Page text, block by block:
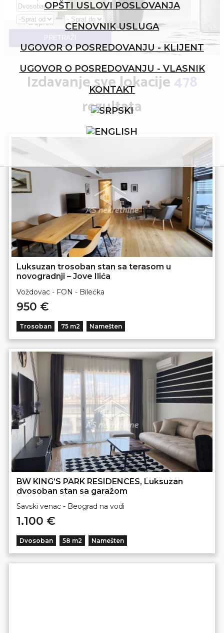
OPŠTI USLOVI POSLOVANJA
CENOVNIK USLUGA
UGOVOR O POSREDOVANJU - KLIJENT
UGOVOR O POSREDOVANJU - VLASNIK
KONTAKT
Parking
Duplex
Povraćaj PDV-a
PRETRAŽI
Izdavanje sve lokacije478
rezultata
Luksuzan trosoban stan sa terasom u
novogradnji – Jove Ilića
Voždovac - FON - Bilećka
950 €
Trosoban 75 m2 Namešten
BW KING’S PARK RESIDENCES, Luksuzan
dvosoban stan sa garažom
Savski venac - Beograd na vodi
1.100 €
Dvosoban 58 m2 Namešten